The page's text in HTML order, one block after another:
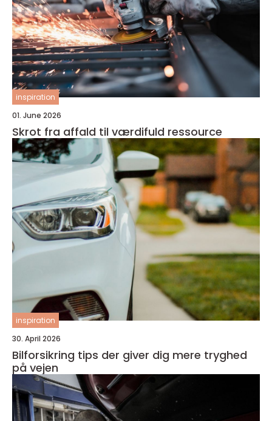
inspiration
01. June 2026
Skrot fra affald til værdifuld ressource
inspiration
30. April 2026
Bilforsikring tips der giver dig mere tryghed
på vejen